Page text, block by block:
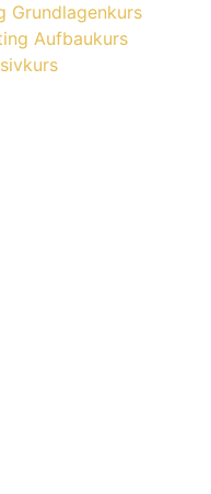
Grundlagenkurs
Aufbaukurs